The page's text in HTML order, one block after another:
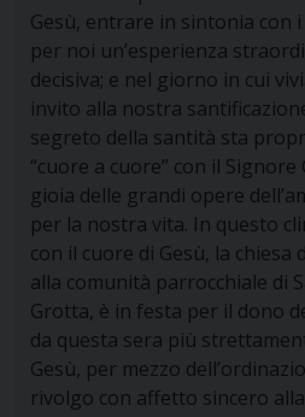
Gesù, entrare in sintonia con
per noi un’esperienza
decisiva; e nel giorno in cui
invito alla nostra
segreto della santità sta
“cuore a cuore” con il
gioia delle grandi opere
per la nostra vita. In questo
con il cuore di Gesù, la chiesa
alla comunità parrocchiale di
Grotta, è in festa per il dono
da questa sera più
Gesù, per mezzo
rivolgo con affetto sincero